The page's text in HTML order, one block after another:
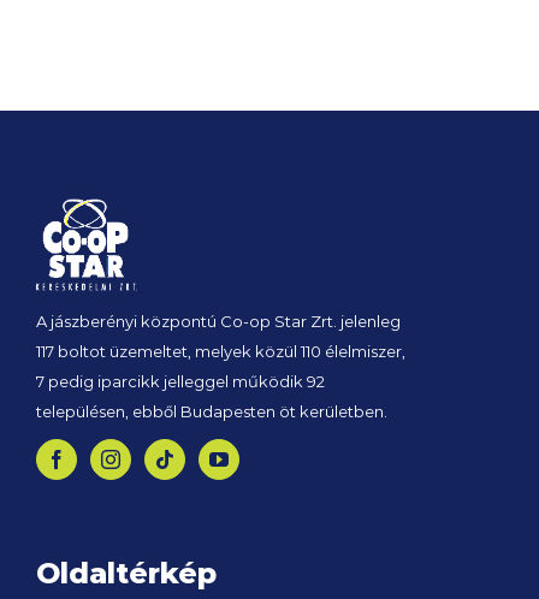
A jászberényi központú Co-op Star Zrt. jelenleg
117 boltot üzemeltet, melyek közül 110 élelmiszer,
7 pedig iparcikk jelleggel működik 92
településen, ebből Budapesten öt kerületben.
Oldaltérkép